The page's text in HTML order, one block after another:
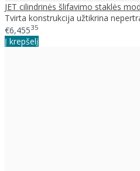
JET cilindrinės šlifavimo staklės
Tvirta konstrukcija užtikrina
€6,45535
Į krepšelį